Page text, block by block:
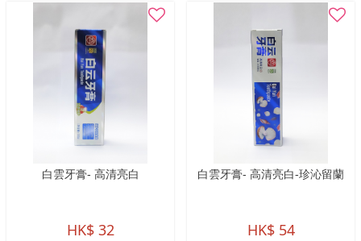
白雲牙膏- 高清亮白
HK$ 32
白雲牙膏- 高清亮白-珍沁留蘭
HK$ 54